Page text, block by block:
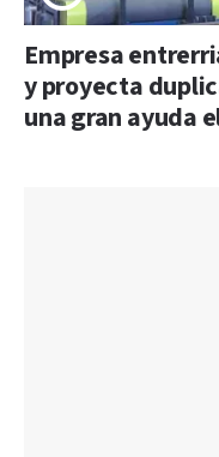
Empresa
y proyecta
una gran ayuda